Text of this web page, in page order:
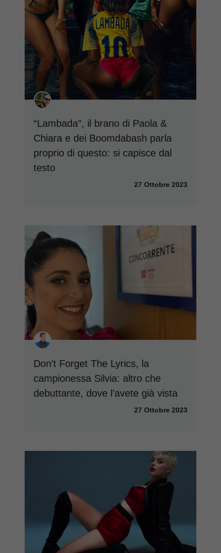
“Lambada”, il brano di Paola &
Chiara e dei Boomdabash parla
proprio di questo: si capisce dal
testo
27 Ottobre 2023
Don’t Forget The Lyrics, la
campionessa Silvia: altro che
debuttante, dove l’avete già vista
27 Ottobre 2023